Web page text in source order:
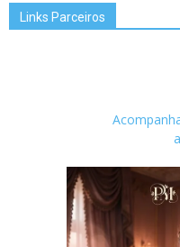
Links Parceiros